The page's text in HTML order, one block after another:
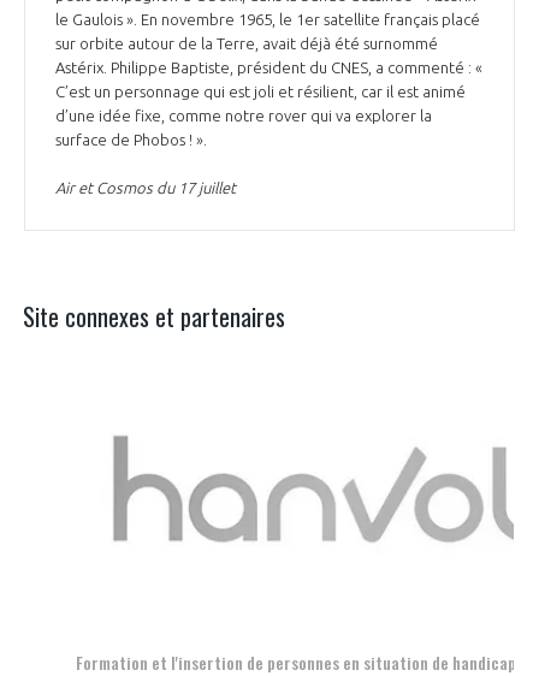
le Gaulois ». En novembre 1965, le 1er satellite français placé
sur orbite autour de la Terre, avait déjà été surnommé
Astérix. Philippe Baptiste, président du CNES, a commenté : «
C’est un personnage qui est joli et résilient, car il est animé
d’une idée fixe, comme notre rover qui va explorer la
surface de Phobos ! ».
Air et Cosmos du 17 juillet
Site connexes et partenaires
Formation et l'insertion de personnes en situation de handicap